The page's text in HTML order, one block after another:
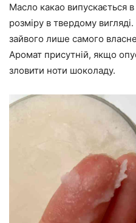
Масло какао випускається
розміру в твердому
зайвого лише самого
Аромат присутній, якщо
зловити ноти шоколаду.